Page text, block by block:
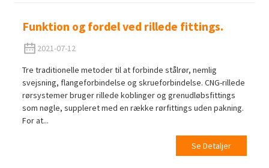
Funktion og fordel ved rillede fittings.
2021-07-12
Tre traditionelle metoder til at forbinde stålrør, nemlig
svejsning, flangeforbindelse og skrueforbindelse. CNG-rillede
rørsystemer bruger rillede koblinger og grenudløbsfittings
som nøgle, suppleret med en række rørfittings uden pakning.
For at...
Se Detaljer